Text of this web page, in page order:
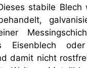
stabile Blech
Eisenblech
damit nicht